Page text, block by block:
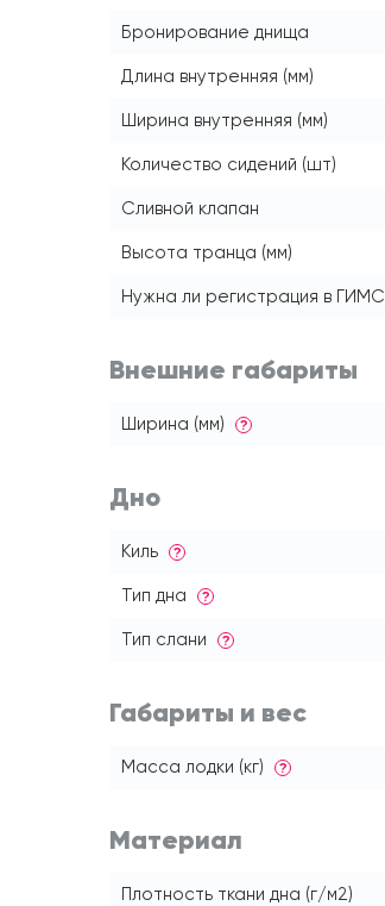
Бронирование днища
Длина внутренняя (мм)
Ширина внутренняя (мм)
Количество сидений (шт)
Сливной клапан
Высота транца (мм)
Нужна ли регистрация в ГИМС
Внешние габариты
Ширина (мм) ?
Дно
Киль ?
Тип дна ?
Тип слани ?
Габариты и вес
Масса лодки (кг) ?
Материал
Плотность ткани дна (г/м2)